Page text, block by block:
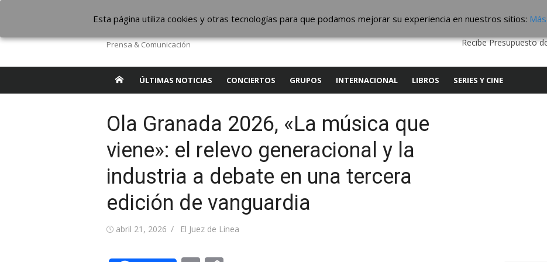
contenido
The Borderline Music
Prensa & Comunicación
QUIENES SOMOS CONTACTO SERVICIOS EDITA TU
Recibe Presupuesto
ÚLTIMAS NOTICIAS CONCIERTOS GRUPOS INTERNACIONAL LIBROS SERIES Y CINE
Ola Granada 2026, «La música que
viene»: el relevo generacional y la
industria a debate en una tercera
edición de vanguardia
Publicada
abril 21, 2026 Autor
El Juez de Linea
Esta página utiliza cookies y otras tecnologías para que podamos mejorar su experiencia en nuestros sitios: